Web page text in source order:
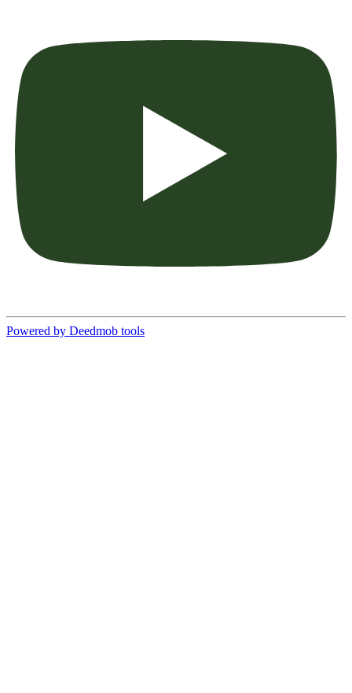
Powered by Deedmob tools